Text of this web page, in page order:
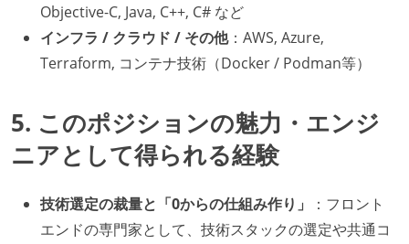
Objective-C, Java, C++, C# など
インフラ / クラウド / その他：AWS, Azure,
Terraform, コンテナ技術（Docker / Podman等）
5. このポジションの魅力・エンジ
ニアとして得られる経験
技術選定の裁量と「0からの仕組み作り」
：フロント
エンドの専門家として、技術スタックの選定や共通コ